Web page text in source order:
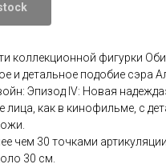
коллекционной фигурки
и детальное подобие сэра
Эпизод IV: Новая
лица, как в кинофильме, с
чем 30 точками
30 см.